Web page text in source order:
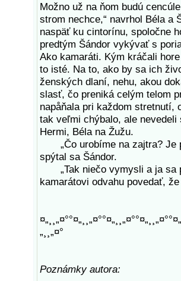
Možno už na ňom budú
strom nechce,“ navrhol Béla a
naspäť ku cintorínu, spoločne
predtým Šándor vykývať s
Ako kamaráti. Kým kráčali
to isté. Na to, ako by sa ich
ženských dlaní, nehu, akou
slasť, čo preniká celým telom
napåňala pri každom stretnutí,
tak veľmi chýbalo, ale
Hermi, Béla na Žužu.
„Čo urobíme na zajtra? Je
spýtal sa Šándor.
„Tak niečo vymysli a ja sa
kamarátovi odvahu povedať,
„¸¸„¤°
Poznámky autora: